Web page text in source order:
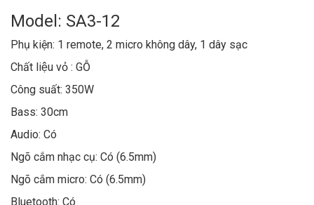
Model: SA3-12
Phụ kiện: 1 remote, 2 micro không dây, 1 dây sạc
Chất liệu vỏ : GỖ
Công suất: 350W
Bass: 30cm
Audio: Có
Ngõ cắm nhạc cụ: Có (6.5mm)
Ngõ cắm micro: Có (6.5mm)
Bluetooth: Có